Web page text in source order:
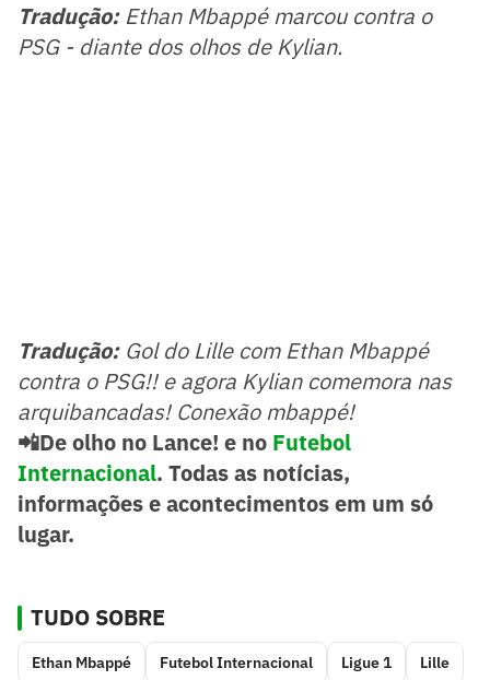
Tradução:Ethan Mbappé marcou contra o
PSG - diante dos olhos de Kylian.
Tradução:Gol do Lille com Ethan Mbappé
contra o PSG!! e agora Kylian comemora nas
arquibancadas! Conexão mbappé!
📲De olho no Lance! e no Futebol
Internacional. Todas as notícias,
informações e acontecimentos em um só
lugar.
TUDO SOBRE
Ethan Mbappé Futebol Internacional Ligue 1 Lille